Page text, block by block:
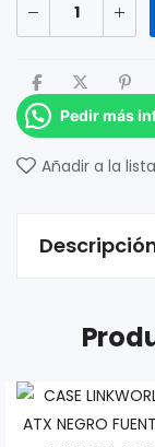
Pedir más
Añadir a la